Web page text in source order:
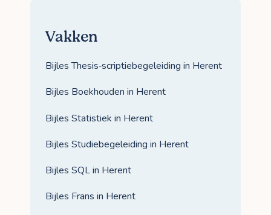
Vakken
Bijles Thesis‑scriptiebegeleiding in Herent
Bijles Boekhouden in Herent
Bijles Statistiek in Herent
Bijles Studiebegeleiding in Herent
Bijles SQL in Herent
Bijles Frans in Herent